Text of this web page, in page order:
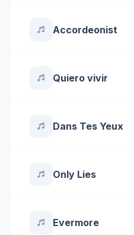
Accordeonist
Quiero vivir
Dans Tes Yeux
Only Lies
Evermore